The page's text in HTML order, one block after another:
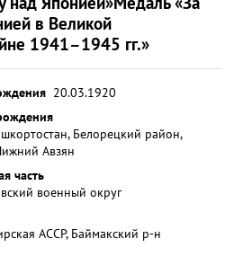
в Великой
1941–1945 гг.»
20.03.1920
Белорецкий район,
Авзян
часть
военный округ
АССР, Баймакский р-н